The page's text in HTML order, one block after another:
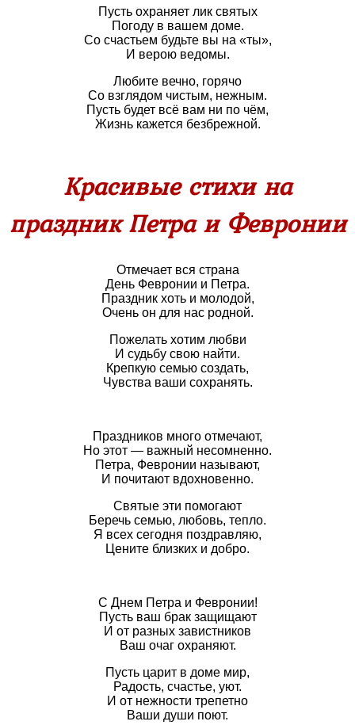
Пусть охраняет лик святых
Погоду в вашем доме.
Со счастьем будьте вы на «ты»,
И верою ведомы.
Любите вечно, горячо
Со взглядом чистым, нежным.
Пусть будет всё вам ни по чём,
Жизнь кажется безбрежной.
Красивые стихи на
праздник Петра и Февронии
Отмечает вся страна
День Февронии и Петра.
Праздник хоть и молодой,
Очень он для нас родной.
Пожелать хотим любви
И судьбу свою найти.
Крепкую семью создать,
Чувства ваши сохранять.
Праздников много отмечают,
Но этот — важный несомненно.
Петра, Февронии называют,
И почитают вдохновенно.
Святые эти помогают
Беречь семью, любовь, тепло.
Я всех сегодня поздравляю,
Цените близких и добро.
С Днем Петра и Февронии!
Пусть ваш брак защищают
И от разных завистников
Ваш очаг охраняют.
Пусть царит в доме мир,
Радость, счастье, уют.
И от нежности трепетно
Ваши души поют.